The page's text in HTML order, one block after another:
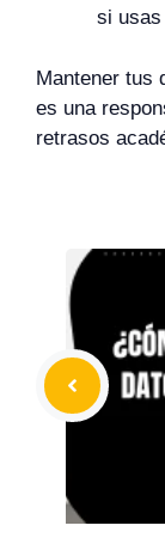
si
Mantener tus
es una
retrasos